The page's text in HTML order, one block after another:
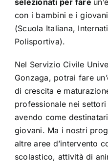
con i bambini e i
(Scuola Italiana,
Polisportiva).
Nel Servizio Civile
Gonzaga, potrai fare
di crescita e
professionale nei
avendo come
giovani. Ma i nostri
altre aree d’intervento
scolastico, attività di